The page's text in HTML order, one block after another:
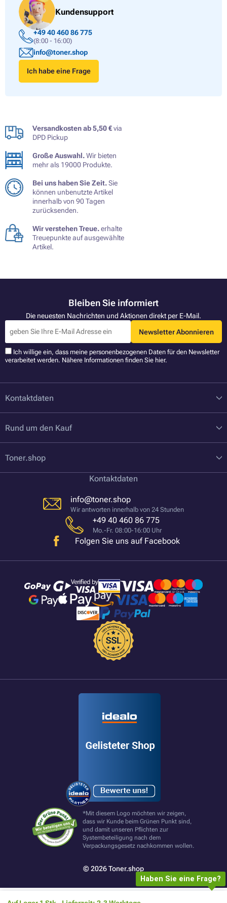
Kundensupport
+49 40 460 86 775
(8:00 - 16:00)
info@toner.shop
Ich habe eine Frage
Versandkosten ab 5,50 €via
DPD Pickup
Große Auswahl.Wir bieten
mehr als 19000 Produkte.
Bei uns haben Sie Zeit.Sie
können unbenutzte Artikel
innerhalb von 90 Tagen
zurücksenden.
Wir verstehen Treue.erhalte
Treuepunkte auf ausgewählte
Artikel.
Bleiben Sie informiert
Die neuesten Nachrichten und Aktionen direkt per E-Mail.
Newsletter Abonnieren
Ich willige ein, dass meine personenbezogenen Daten für den Newsletter
verarbeitet werden. Nähere Informationen finden Sie hier.
Kontaktdaten
Rund um den Kauf
Toner.shop
Kontaktdaten
info@toner.shop
Wir antworten innerhalb von 24 Stunden
+49 40 460 86 775
Mo.-Fr. 08:00-16:00 Uhr
Folgen Sie uns auf Facebook
*Mit diesem Logo möchten wir zeigen,
dass wir Kunde beim Grünen Punkt sind,
und damit unseren Pflichten zur
Systembeteiligung nach dem
Verpackungsgesetz nachkommen wollen.
© 2026 Toner.shop
Haben Sie eine Frage?